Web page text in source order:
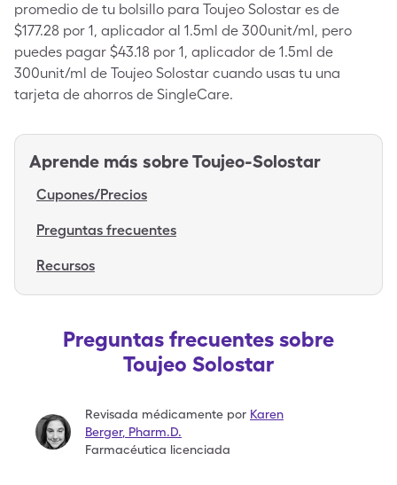
promedio de tu bolsillo para Toujeo Solostar es de
$177.28 por 1, aplicador al 1.5ml de 300unit/ml, pero
puedes pagar $43.18 por 1, aplicador de 1.5ml de
300unit/ml de Toujeo Solostar cuando usas tu una
tarjeta de ahorros de SingleCare.
Aprende más sobreToujeo-Solostar
Cupones/Precios
Preguntas frecuentes
Recursos
Preguntas frecuentes sobre
Toujeo Solostar
Revisada médicamente por Karen
Berger, Pharm.D.
Farmacéutica licenciada